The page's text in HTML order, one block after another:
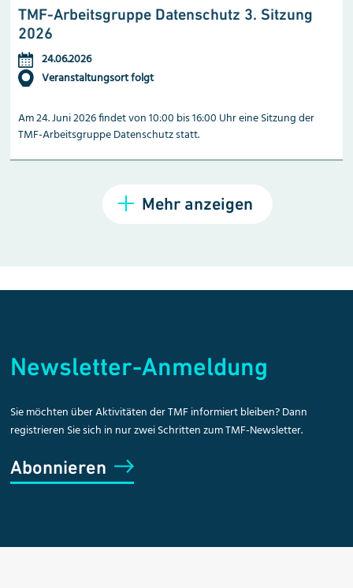
TMF-Arbeitsgruppe Datenschutz 3. Sitzung
2026
24.06.2026
Veranstaltungsort folgt
Am 24. Juni 2026 findet von 10:00 bis 16:00 Uhr eine Sitzung der
TMF-Arbeitsgruppe Datenschutz statt.
Mehr anzeigen
Newsletter-Anmeldung
Sie möchten über Aktivitäten der TMF informiert bleiben? Dann
registrieren Sie sich in nur zwei Schritten zum TMF-Newsletter.
Abonnieren